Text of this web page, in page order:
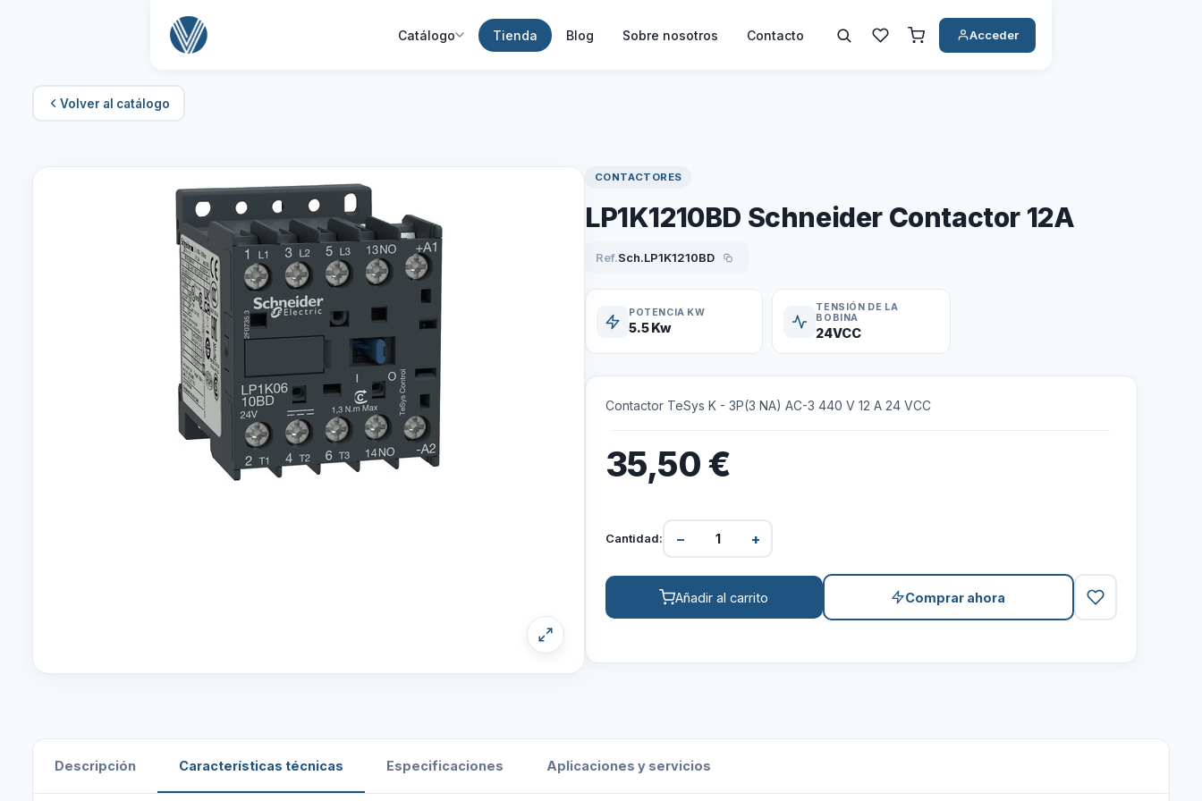
Catálogo Tienda Blog Sobre nosotros Contacto Acceder
Volver al catálogo
CONTACTORES
LP1K1210BD Schneider Contactor 12A
Ref.Sch.LP1K1210BD
POTENCIA KW
5.5 Kw
TENSIÓN DE LA
BOBINA
24VCC
Contactor TeSys K - 3P(3 NA) AC-3 440 V 12 A 24 VCC
35,50€
Cantidad: − +
Añadir al carrito Comprar ahora
Descripción Características técnicas Especificaciones Aplicaciones y servicios